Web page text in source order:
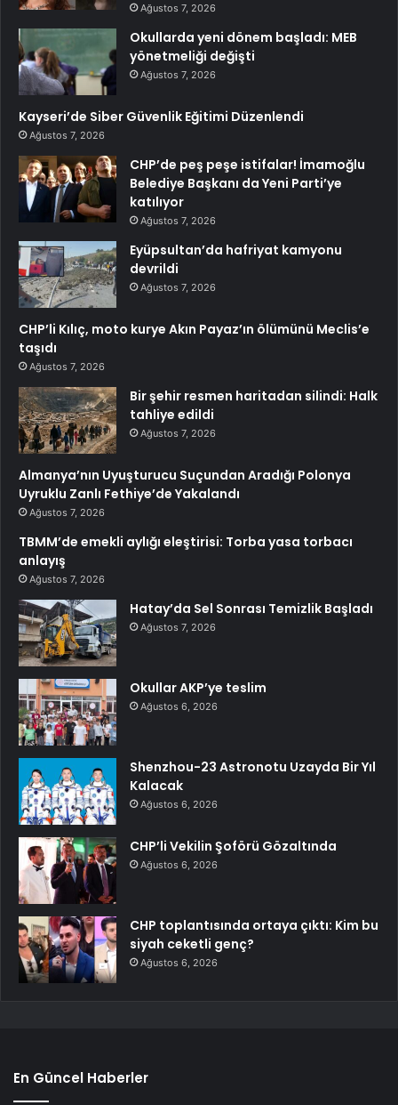
Ağustos 7, 2026
Okullarda yeni dönem başladı: MEB
yönetmeliği değişti
Ağustos 7, 2026
Kayseri’de Siber Güvenlik Eğitimi Düzenlendi
Ağustos 7, 2026
CHP’de peş peşe istifalar! İmamoğlu
Belediye Başkanı da Yeni Parti’ye
katılıyor
Ağustos 7, 2026
Eyüpsultan’da hafriyat kamyonu
devrildi
Ağustos 7, 2026
CHP’li Kılıç, moto kurye Akın Payaz’ın ölümünü Meclis’e
taşıdı
Ağustos 7, 2026
Bir şehir resmen haritadan silindi: Halk
tahliye edildi
Ağustos 7, 2026
Almanya’nın Uyuşturucu Suçundan Aradığı Polonya
Uyruklu Zanlı Fethiye’de Yakalandı
Ağustos 7, 2026
TBMM’de emekli aylığı eleştirisi: Torba yasa torbacı
anlayış
Ağustos 7, 2026
Hatay’da Sel Sonrası Temizlik Başladı
Ağustos 7, 2026
Okullar AKP’ye teslim
Ağustos 6, 2026
Shenzhou-23 Astronotu Uzayda Bir Yıl
Kalacak
Ağustos 6, 2026
CHP’li Vekilin Şoförü Gözaltında
Ağustos 6, 2026
CHP toplantısında ortaya çıktı: Kim bu
siyah ceketli genç?
Ağustos 6, 2026
En Güncel Haberler